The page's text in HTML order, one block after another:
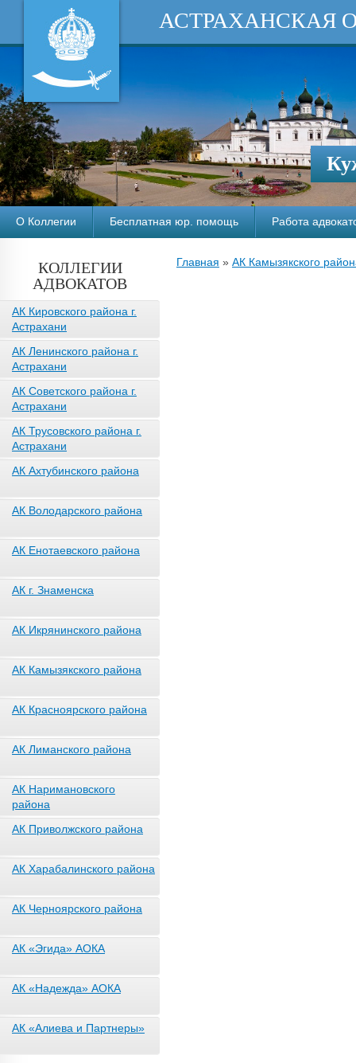
АСТРАХАНСКАЯ
О Коллегии Бесплатная юр. помощь Работа
КОЛЛЕГИИ
АДВОКАТОВ
АК Кировского района г.
Астрахани
АК Ленинского района г.
Астрахани
АК Советского района г.
Астрахани
АК Трусовского района г.
Астрахани
АК Ахтубинского района
АК Володарского района
АК Енотаевского района
АК г. Знаменска
АК Икрянинского района
АК Камызякского района
АК Красноярского района
АК Лиманского района
АК Наримановского
района
АК Приволжского района
АК Харабалинского района
АК Черноярского района
АК «Эгида» АОКА
АК «Надежда» АОКА
АК «Алиева и Партнеры»
Главная » АК Камызякского